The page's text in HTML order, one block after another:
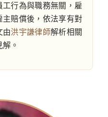
工行為與職務無關，雇
賠償後，依法享有對
由洪宇謙律師解析相關
。